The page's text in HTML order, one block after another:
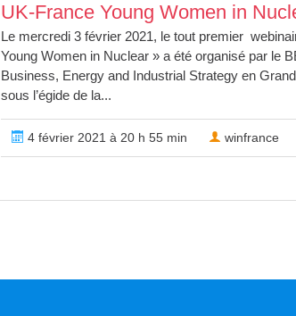
UK-France Young Women in
Le mercredi 3 février 2021, le tout premier
Young Women in Nuclear » a été organisé par le
Business, Energy and Industrial Strategy en
sous l’égide de la...
4 février 2021 à 20 h 55 min winfrance